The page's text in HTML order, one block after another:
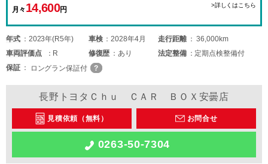
月々 14,600円
>詳しくはこちら
年式 2023年(R5年) 車検 2028年4月 走行距離
36,000km
車両評価点 R 修復歴 あり 法定整備
定期点検整備付
保証
ロングラン保証付
長野トヨタＣｈｕ ＣＡＲ ＢＯＸ安曇店
見積依頼（無料） お問合せ
0263-50-7304